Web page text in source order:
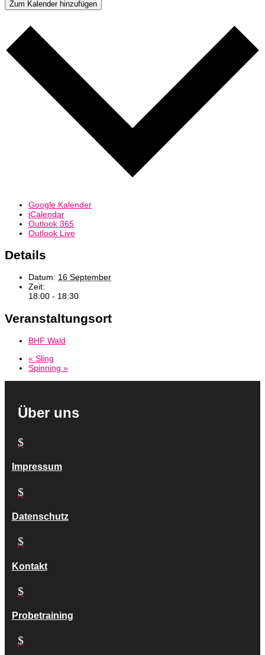
Zum Kalender hinzufügen
Google Kalender
iCalendar
Outlook 365
Outlook Live
Details
Datum: 16 September
Zeit:
18:00 - 18:30
Veranstaltungsort
BHF Wald
« Sling
Spinning »
Über uns
$
Impressum
$
Datenschutz
$
Kontakt
$
Probetraining
$